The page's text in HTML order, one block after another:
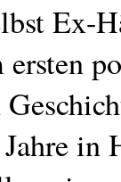
Ex-